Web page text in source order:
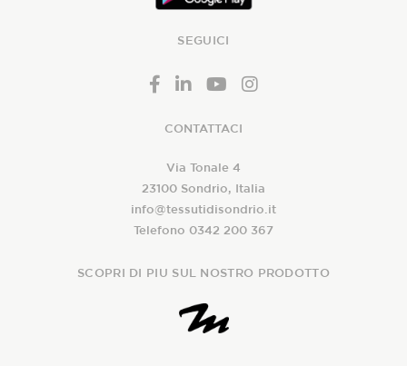
SEGUICI
CONTATTACI
Via Tonale 4
23100 Sondrio, Italia
info@tessutidisondrio.it
Telefono 0342 200 367
SCOPRI DI PIU SUL NOSTRO PRODOTTO